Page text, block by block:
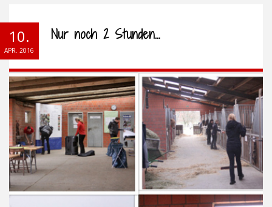
10.
APR. 2016
Nur noch 2 Stunden…